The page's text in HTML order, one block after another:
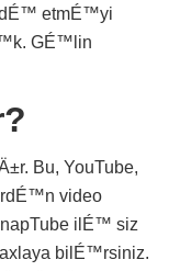
etmÉ™yi
GÉ™lin
Bu, YouTube,
video
ilÉ™ siz
bilÉ™rsiniz.